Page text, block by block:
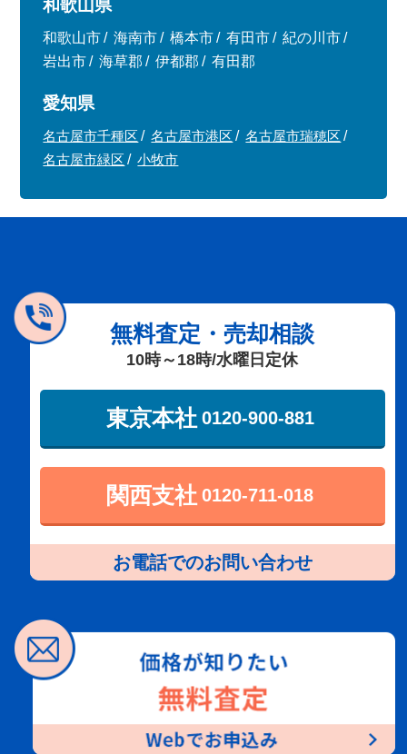
和歌山県
和歌山市 海南市 橋本市 有田市
紀の川市
岩出市
海草郡 伊都郡 有田郡
愛知県
名古屋市千種区 名古屋市港区
名古屋市瑞穂区
名古屋市緑区
小牧市
無料査定・売却相談
10時～18時/水曜日定休
東京本社 0120-900-881
関西支社 0120-711-018
お電話でのお問い合わせ